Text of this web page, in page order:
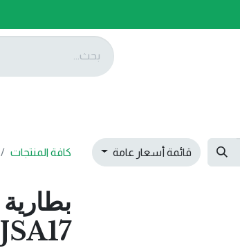
قائمة أسعار عامة كافة المنتجات
JSA17